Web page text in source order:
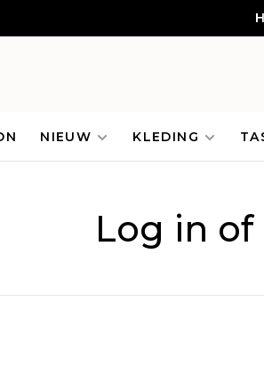
NIEUW KLEDING
Log in